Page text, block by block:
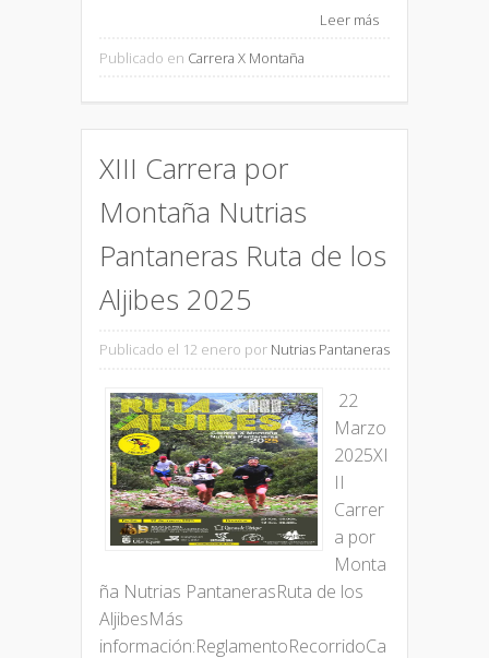
Leer más
Publicado en Carrera X Montaña
XIII Carrera por
Montaña Nutrias
Pantaneras Ruta de los
Aljibes 2025
Publicado el 12 enero por Nutrias Pantaneras
22
Marzo
2025XI
II
Carrer
a por
Monta
ña Nutrias PantanerasRuta de los
AljibesMás
información:ReglamentoRecorridoCa